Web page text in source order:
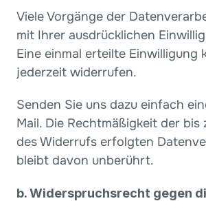
Viele Vorgänge der
mit Ihrer ausdrücklichen
Eine einmal erteilte Einwilligung
jederzeit widerrufen.
Senden Sie uns dazu einfach
Mail. Die Rechtmäßigkeit der bis
des Widerrufs erfolgten
bleibt davon unberührt.
b. Widerspruchsrecht gegen